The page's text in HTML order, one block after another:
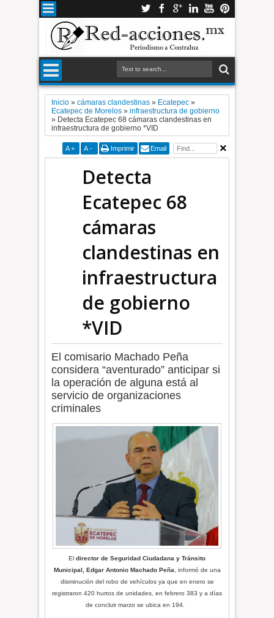
Inicio »cámaras clandestinas » Ecatepec »
Ecatepec de Morelos »infraestructura de gobierno
» Detecta Ecatepec 68 cámaras clandestinas en
infraestructura de gobierno *VID
A + A - Imprimir Email
Detecta
Ecatepec 68
cámaras
clandestinas en
infraestructura
de gobierno
*VID
El comisario Machado Peña
considera “aventurado” anticipar si
la operación de alguna está al
servicio de organizaciones
criminales
El director de Seguridad Ciudadana y Tránsito
Municipal, Edgar Antonio Machado Peña , informó de una
disminución del robo de vehículos ya que en enero se
registraron 420 hurtos de unidades, en febrero 383 y a días
de concluir marzo se ubica en 194.